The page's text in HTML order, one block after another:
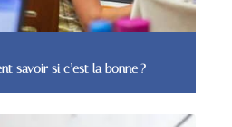
savoir si c’est la bonne ?